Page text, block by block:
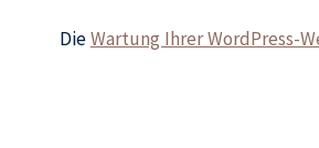
DieWartung Ihrer WordPress-